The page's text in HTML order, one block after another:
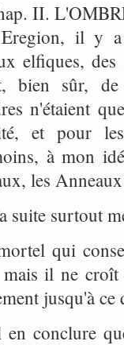
II.
il y a
elfiques,
bien sûr,
n'étaient
et pour
à mon
les
suite surtout
qui
il ne croît
jusqu'à
en conclure